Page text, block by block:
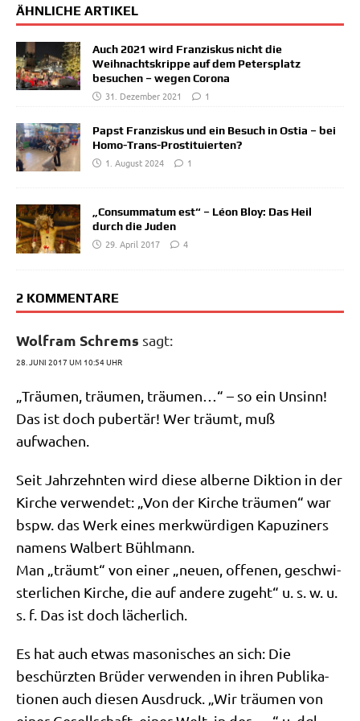
ÄHNLICHE ARTIKEL
Auch 2021 wird Franziskus nicht die
Weihnachtskrippe auf dem Petersplatz
besuchen – wegen Corona
31. Dezember 2021
1
Papst Franziskus und ein Besuch in Ostia – bei
Homo-Trans-Prostituierten?
1. August 2024
1
„Consummatum est“ – Léon Bloy: Das Heil
durch die Juden
29. April 2017
4
2 KOMMENTARE
Wolfram Schrems sagt:
28. JUNI 2017 UM 10:54 UHR
„Träu­men, träu­men, träu­men…“ – so ein Unsinn!
Das ist doch puber­tär! Wer träumt, muß
aufwachen.
Seit Jahr­zehn­ten wird die­se alber­ne Dik­ti­on in der
Kir­che ver­wen­det: „Von der Kir­che träu­men“ war
bspw. das Werk eines merk­wür­di­gen Kapu­zi­ners
namens Wal­bert Bühlmann.
Man „träumt“ von einer „neu­en, offe­nen, geschwi­
ster­li­chen Kir­che, die auf ande­re zugeht“ u. s. w. u.
s. f. Das ist doch lächerlich.
Es hat auch etwas maso­ni­sches an sich: Die
beschürz­ten Brü­der ver­wen­den in ihren Publi­ka­
tio­nen auch die­sen Aus­druck. „Wir träu­men von